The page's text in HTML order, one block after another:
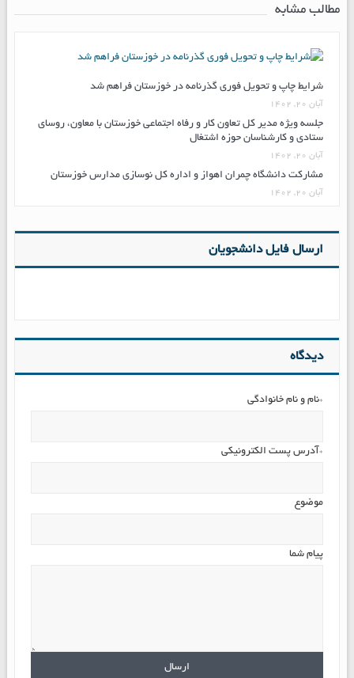
مطالب مشابه
شرایط چاپ و تحویل فوری گذرنامه در خوزستان فراهم شد
آبان ۲۰, ۱۴۰۲
جلسه ویژه مدیر کل تعاون کار و رفاه اجتماعی خوزستان با معاون، روسای
ستادی و کارشناسان حوزه اشتغال
آبان ۲۰, ۱۴۰۲
مشارکت دانشگاه چمران اهواز و اداره کل نوسازی مدارس خوزستان
آبان ۲۰, ۱۴۰۲
ارسال فایل دانشجویان
دیدگاه
*نام و نام خانوادگی
*آدرس پست الکترونیکی
موضوع
پیام شما